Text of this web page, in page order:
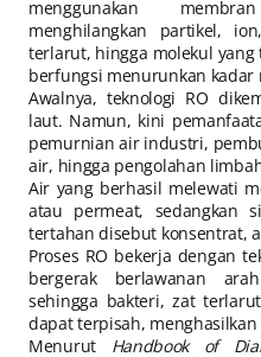
menggunakan
menghilangkan partikel,
terlarut, hingga molekul
berfungsi menurunkan kadar
Awalnya, teknologi RO
laut. Namun, kini
pemurnian air industri,
air, hingga pengolahan
Air yang berhasil melewati
atau permeat, sedangkan
tertahan disebut konsentrat,
Proses RO bekerja dengan
bergerak berlawanan
sehingga bakteri, zat
dapat terpisah,
Menurut Handbook of